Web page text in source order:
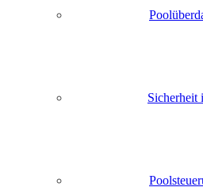
Sicherheit